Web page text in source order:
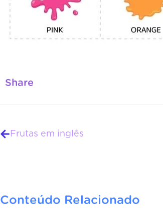
Share
Frutas em inglês
Conteúdo Relacionado